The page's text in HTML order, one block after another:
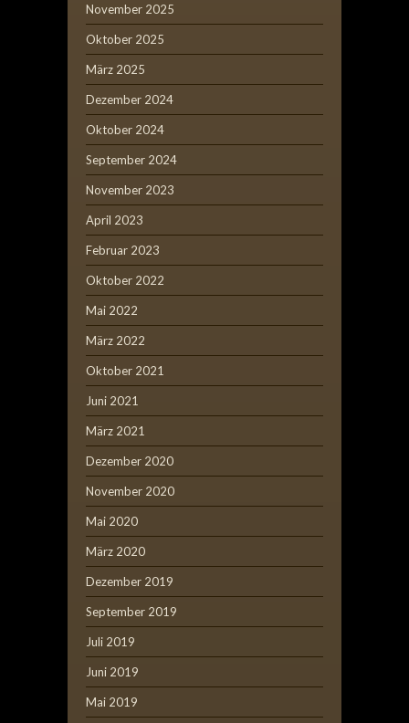
November 2025
Oktober 2025
März 2025
Dezember 2024
Oktober 2024
September 2024
November 2023
April 2023
Februar 2023
Oktober 2022
Mai 2022
März 2022
Oktober 2021
Juni 2021
März 2021
Dezember 2020
November 2020
Mai 2020
März 2020
Dezember 2019
September 2019
Juli 2019
Juni 2019
Mai 2019